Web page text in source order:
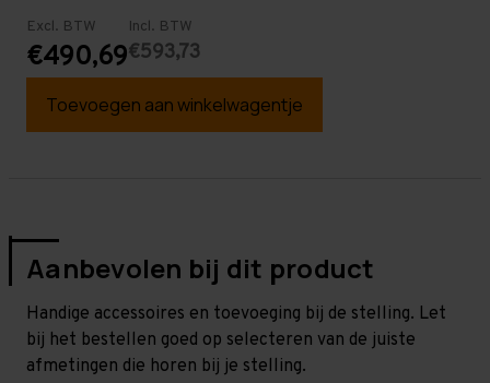
Excl. BTW
€490,69
Incl. BTW
€593,73
Toevoegen aan winkelwagentje
Aanbevolen bij dit product
Handige accessoires en toevoeging bij de stelling. Let
bij het bestellen goed op selecteren van de juiste
afmetingen die horen bij je stelling.